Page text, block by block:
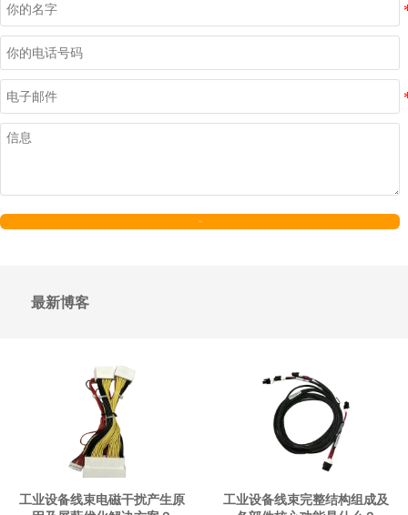
最新博客
工业设备线束电磁干扰产生原
工业设备线束完整结构组成及